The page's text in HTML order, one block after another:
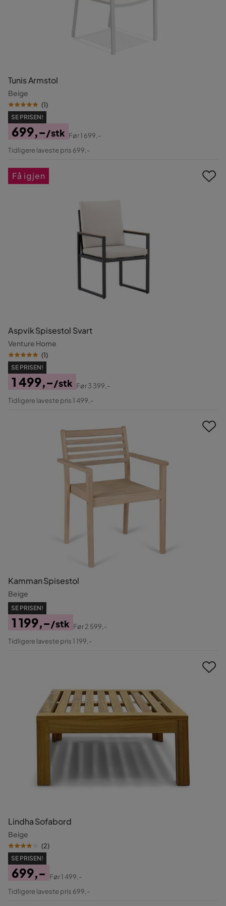
Tunis Armstol
Beige
(1)
SE PRISEN!
Pris
699,-/stk
Original
Før1 699,-
Tidligere laveste pris 699,-
Aspvik Spisestol Svart
Venture Home
(1)
SE PRISEN!
Pris
1 499,-/stk
Original
Før3 399,-
Tidligere laveste pris 1 499,-
Få igjen
Kamman Spisestol
Beige
SE PRISEN!
Pris
1 199,-/stk
Original
Før2 599,-
Tidligere laveste pris 1 199,-
Lindha Sofabord
Beige
(2)
SE PRISEN!
Pris
699,-
Original
Før1 499,-
Tidligere laveste pris 699,-